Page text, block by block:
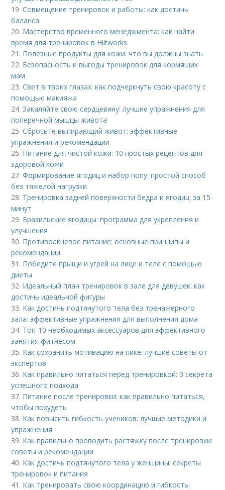
19.Совмещение тренировок и работы: как достичь
баланса
20. Мастерство временного менеджмента: как найти
время для тренировок в Hiitworks
21. Полезные продукты для кожи: что вы должны знать
22. Безопасность и выгоды тренировок для кормящих
мам
23.Свет в твоих глазах: как подчеркнуть свою красоту с
помощью макияжа
24.Закаляйте свою сердцевину: лучшие упражнения для
поперечной мышцы живота
25.Сбросьте выпирающий живот: эффективные
упражнения и рекомендации
26. Питание для чистой кожи: 10 простых рецептов для
здоровой кожи
27.Формирование ягодиц и набор попу: простой способ
без тяжелой нагрузки
28. Тренировка задней поверхности бедра и ягодиц: за 15
минут
29. Бразильские ягодицы: программа для укрепления и
улучшения
30. Противоакневое питание: основные принципы и
рекомендации
31. Победите прыщи и угрей на лице и теле с помощью
диеты
32. Идеальный план тренировок в зале для девушек: как
достичь идеальной фигуры
33. Как достичь подтянутого тела без тренажерного
зала: эффективные упражнения для выполнения дома
34. Топ-10 необходимых аксессуаров для эффективного
занятия фитнесом
35. Как сохранить мотивацию на пике: лучшие советы от
экспертов
36. Как правильно питаться перед тренировкой: 3 секрета
успешного подхода
37. Питание после тренировки: как правильно питаться,
чтобы похудеть
38. Как повысить гибкость учеников: лучшие методики и
упражнения
39. Как правильно проводить растяжку после тренировки:
советы и рекомендации
40. Как достичь подтянутого тела у женщины: секреты
тренировок и питания
41. Как тренировать свою координацию и гибкость: